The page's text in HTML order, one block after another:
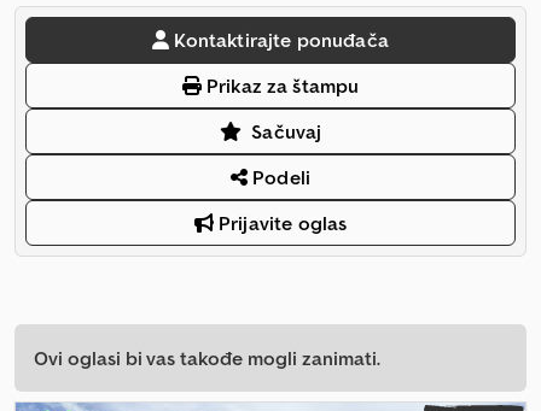
Kontaktirajte ponuđača
Prikaz za štampu
Sačuvaj
Podeli
Prijavite oglas
Ovi oglasi bi vas takođe mogli zanimati.